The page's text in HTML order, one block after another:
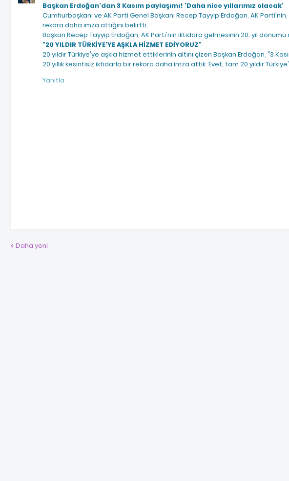
Başkan Erdoğan'dan 3 Kasım paylaşımı! 'Daha nice yıllarımız olacak'
Cumhurbaşkanı ve AK Parti Genel Başkanı Recep Tayyip Erdoğan, AK
rekora daha imza attığını belirtti.
Başkan Recep Tayyip Erdoğan, AK Parti'nin iktidara gelmesinin 20. yıl
"20 YILDIR TÜRKİYE'YE AŞKLA HİZMET EDİYORUZ"
20 yıldır Türkiye'ye aşkla hizmet ettiklerinin altını çizen Başkan Erdoğan, "3
20 yıllık kesintisiz iktidarla bir rekora daha imza attık. Evet, tam 20 yıldır
Yanıtla
Daha yeni